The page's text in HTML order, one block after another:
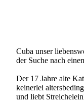
Cuba unser
der Suche nach
Der 17 Jahre alte
keinerlei
und liebt